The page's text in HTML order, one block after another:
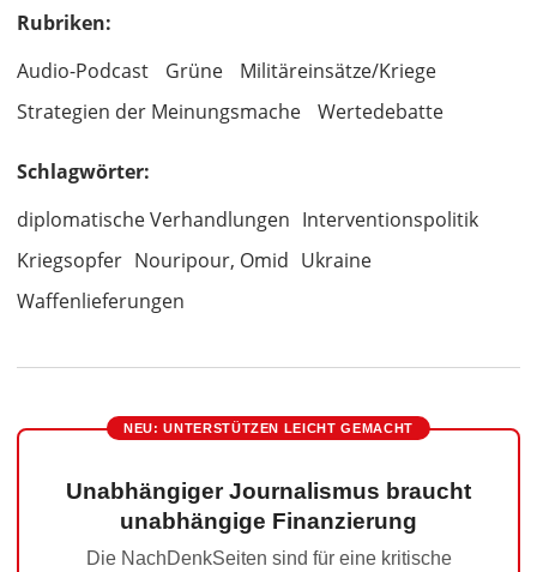
Rubriken:
Audio-Podcast
Grüne
Militäreinsätze/Kriege
Strategien der Meinungsmache
Wertedebatte
Schlagwörter:
diplomatische Verhandlungen Interventionspolitik
Kriegsopfer Nouripour, Omid Ukraine
Waffenlieferungen
NEU: UNTERSTÜTZEN LEICHT GEMACHT
Unabhängiger Journalismus braucht
unabhängige Finanzierung
Die NachDenkSeiten sind für eine kritische